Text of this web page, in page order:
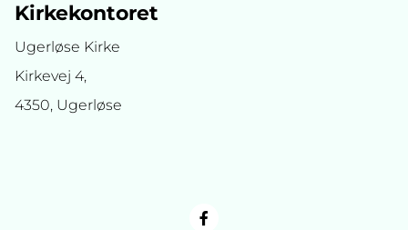
Kirkekontoret
Ugerløse Kirke
Kirkevej 4,
4350, Ugerløse